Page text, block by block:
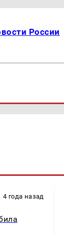
России
4 года назад